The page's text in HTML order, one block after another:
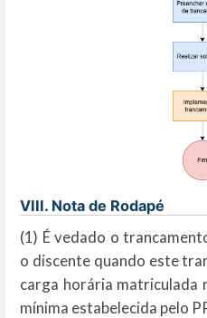
VIII. Nota de Rodapé
(1) É vedado o
o discente quando este
carga horária matriculada
mínima estabelecida pelo